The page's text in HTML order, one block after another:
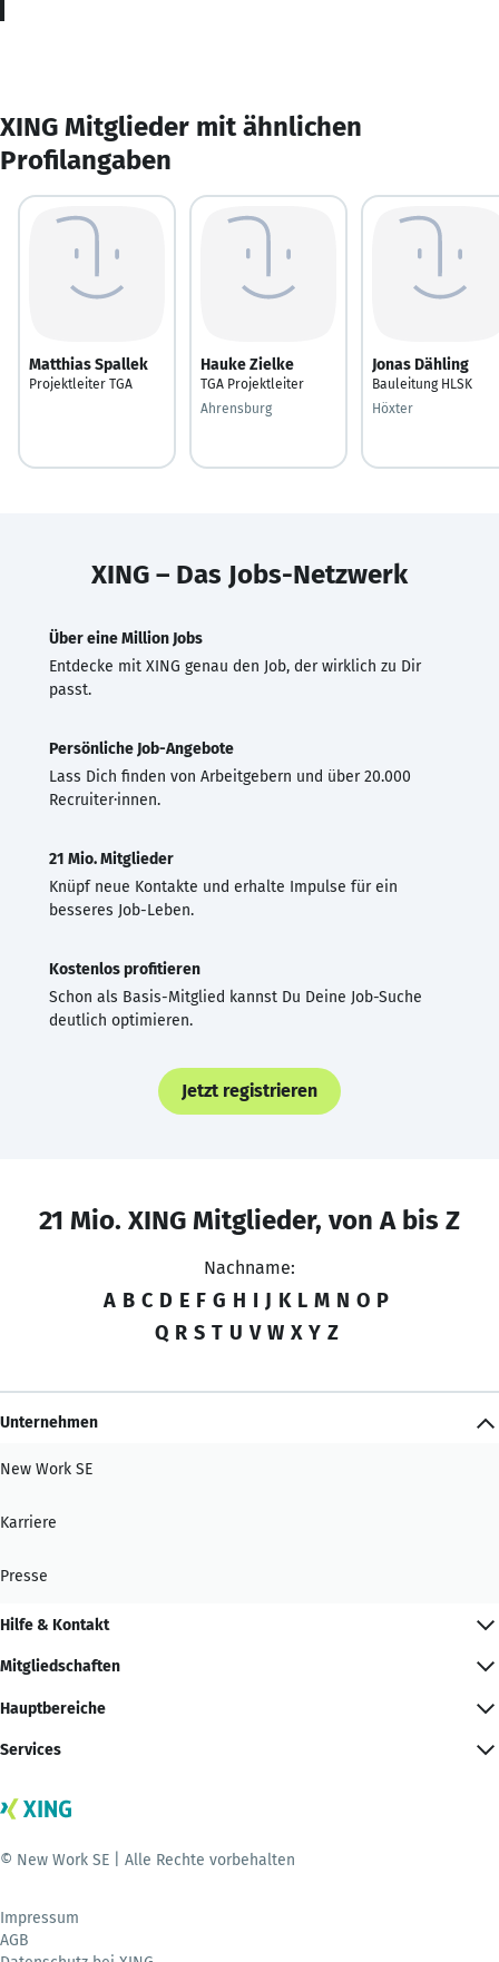
XING Mitglieder mit ähnlichen
Profilangaben
Matthias Spallek
Projektleiter TGA
Hauke Zielke
TGA Projektleiter
Ahrensburg
Jonas Dähling
Bauleitung HLSK
Höxter
XING – Das Jobs-Netzwerk
Über eine Million Jobs
Entdecke mit XING genau den Job, der wirklich zu Dir
passt.
Persönliche Job-Angebote
Lass Dich finden von Arbeitgebern und über 20.000
Recruiter·innen.
21 Mio. Mitglieder
Knüpf neue Kontakte und erhalte Impulse für ein
besseres Job-Leben.
Kostenlos profitieren
Schon als Basis-Mitglied kannst Du Deine Job-Suche
deutlich optimieren.
Jetzt registrieren
21 Mio. XING Mitglieder, von A bis Z
Nachname:
A B C D E F G H I J K L M N O P
Q R S T U V W X Y Z
Unternehmen
New Work SE
Karriere
Presse
Hilfe & Kontakt
Mitgliedschaften
Hauptbereiche
Services
© New Work SE | Alle Rechte vorbehalten
Impressum
AGB